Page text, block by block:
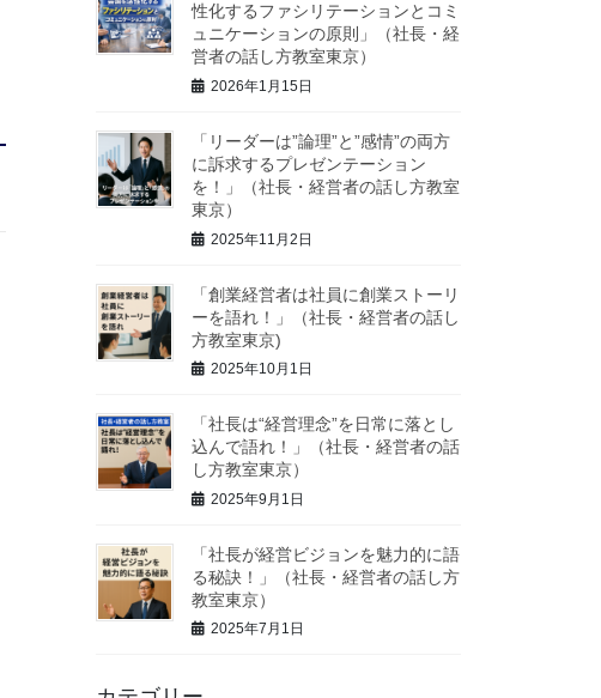
性化するファシリテーションとコミ
ュニケーションの原則」（社長・経
営者の話し方教室東京）
2026年1月15日
「リーダーは”論理”と”感情”の両方
に訴求するプレゼンテーション
を！」（社長・経営者の話し方教室
東京）
2025年11月2日
「創業経営者は社員に創業ストーリ
ーを語れ！」（社長・経営者の話し
方教室東京)
2025年10月1日
「社長は“経営理念”を日常に落とし
込んで語れ！」（社長・経営者の話
し方教室東京）
2025年9月1日
「社長が経営ビジョンを魅力的に語
る秘訣！」（社長・経営者の話し方
教室東京）
2025年7月1日